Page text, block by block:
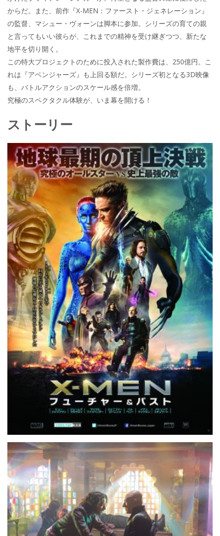
からだ。また、前作『X-MEN：ファースト・ジェネレーション』
の監督、マシュー・ヴォーンは脚本に参加。シリーズの育ての親
と言ってもいい彼らが、これまでの精神を受け継ぎつつ、新たな
地平を切り開く。
この特大プロジェクトのために投入された製作費は、250億円。こ
れは『アベンジャーズ』も上回る額だ。シリーズ初となる3D映像
も、バトルアクションのスケール感を倍増。
究極のスペクタクル体験が、いま幕を開ける！
ストーリー